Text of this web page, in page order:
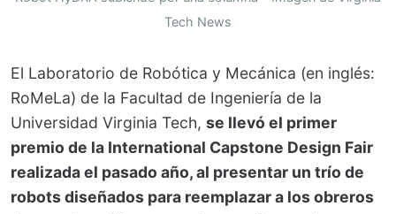
Tech News
El Laboratorio de Robótica y Mecánica (en inglés:
RoMeLa) de la Facultad de Ingeniería de la
Universidad Virginia Tech, se llevó el primer
premio de la International Capstone Design Fair
realizada el pasado año, al presentar un trío de
robots diseñados para reemplazar a los obreros